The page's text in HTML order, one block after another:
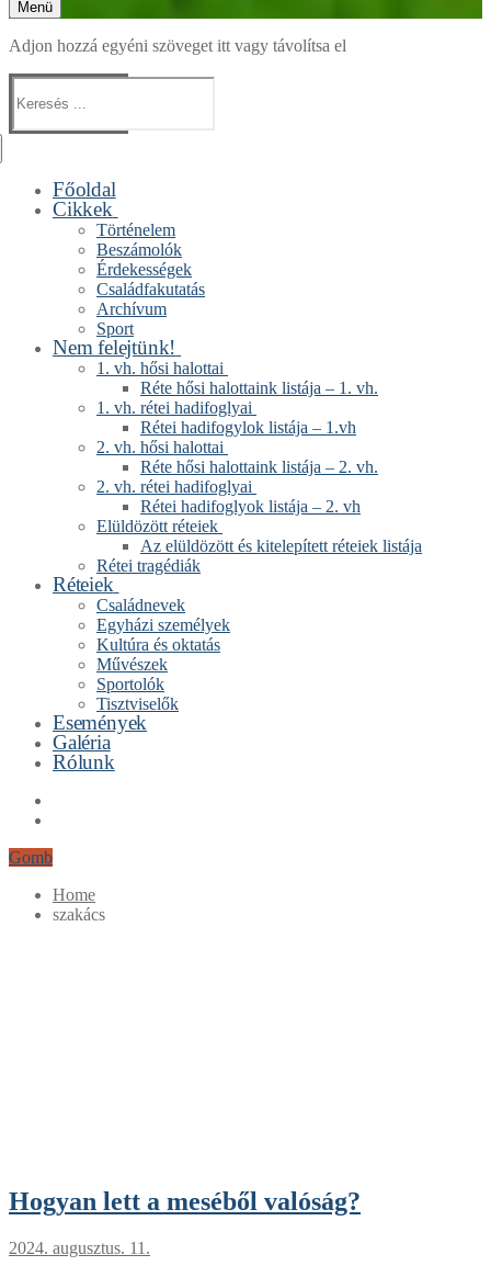
Menü
Adjon hozzá egyéni szöveget itt vagy távolítsa el
Keresése:
Főoldal
Cikkek
Történelem
Beszámolók
Érdekességek
Családfakutatás
Archívum
Sport
Nem felejtünk!
1. vh. hősi halottai
Réte hősi halottaink listája – 1. vh.
1. vh. rétei hadifoglyai
Rétei hadifogylok listája – 1.vh
2. vh. hősi halottai
Réte hősi halottaink listája – 2. vh.
2. vh. rétei hadifoglyai
Rétei hadifoglyok listája – 2. vh
Elüldözött réteiek
Az elüldözött és kitelepített réteiek listája
Rétei tragédiák
Réteiek
Családnevek
Egyházi személyek
Kultúra és oktatás
Művészek
Sportolók
Tisztviselők
Események
Galéria
Rólunk
Gomb
Home
szakács
Hogyan lett a meséből valóság?
2024. augusztus. 11.